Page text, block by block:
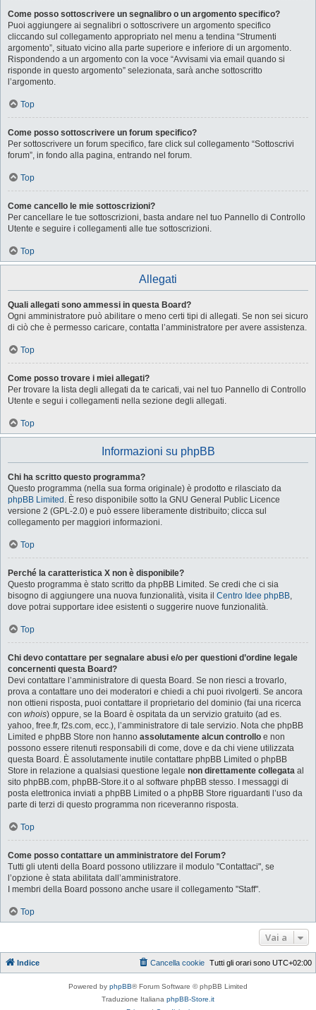
Come posso sottoscrivere un segnalibro o un argomento specifico?
Puoi aggiungere ai segnalibri o sottoscrivere un argomento specifico
cliccando sul collegamento appropriato nel menu a tendina “Strumenti
argomento”, situato vicino alla parte superiore e inferiore di un argomento.
Rispondendo a un argomento con la voce “Avvisami via email quando si
risponde in questo argomento” selezionata, sarà anche sottoscritto
l’argomento.
Top
Come posso sottoscrivere un forum specifico?
Per sottoscrivere un forum specifico, fare click sul collegamento “Sottoscrivi
forum”, in fondo alla pagina, entrando nel forum.
Top
Come cancello le mie sottoscrizioni?
Per cancellare le tue sottoscrizioni, basta andare nel tuo Pannello di Controllo
Utente e seguire i collegamenti alle tue sottoscrizioni.
Top
Allegati
Quali allegati sono ammessi in questa Board?
Ogni amministratore può abilitare o meno certi tipi di allegati. Se non sei sicuro
di ciò che è permesso caricare, contatta l’amministratore per avere assistenza.
Top
Come posso trovare i miei allegati?
Per trovare la lista degli allegati da te caricati, vai nel tuo Pannello di Controllo
Utente e segui i collegamenti nella sezione degli allegati.
Top
Informazioni su phpBB
Chi ha scritto questo programma?
Questo programma (nella sua forma originale) è prodotto e rilasciato da
phpBB Limited . È reso disponibile sotto la GNU General Public Licence
versione 2 (GPL-2.0) e può essere liberamente distribuito; clicca sul
collegamento per maggiori informazioni.
Top
Perché la caratteristica X non è disponibile?
Questo programma è stato scritto da phpBB Limited. Se credi che ci sia
bisogno di aggiungere una nuova funzionalità, visita il Centro Idee phpBB,
dove potrai supportare idee esistenti o suggerire nuove funzionalità.
Top
Chi devo contattare per segnalare abusi e/o per questioni d’ordine legale
concernenti questa Board?
Devi contattare l’amministratore di questa Board. Se non riesci a trovarlo,
prova a contattare uno dei moderatori e chiedi a chi puoi rivolgerti. Se ancora
non ottieni risposta, puoi contattare il proprietario del dominio (fai una ricerca
con whois) oppure, se la Board è ospitata da un servizio gratuito (ad es.
yahoo, free.fr, f2s.com, ecc.), l’amministratore di tale servizio. Nota che phpBB
Limited e phpBB Store non hanno assolutamente alcun controllo e non
possono essere ritenuti responsabili di come, dove e da chi viene utilizzata
questa Board. È assolutamente inutile contattare phpBB Limited o phpBB
Store in relazione a qualsiasi questione legale non direttamente collegata al
sito phpBB.com, phpBB-Store.it o al software phpBB stesso. I messaggi di
posta elettronica inviati a phpBB Limited o a phpBB Store riguardanti l’uso da
parte di terzi di questo programma non riceveranno risposta.
Top
Come posso contattare un amministratore del Forum?
Tutti gli utenti della Board possono utilizzare il modulo "Contattaci", se
l’opzione è stata abilitata dall’amministratore.
I membri della Board possono anche usare il collegamento "Staff".
Top
Vai a
Indice Tutti gli orari sono UTC+02:00
Cancella cookie
Powered by phpBB® Forum Software © phpBB Limited
Traduzione Italiana phpBB-Store.it